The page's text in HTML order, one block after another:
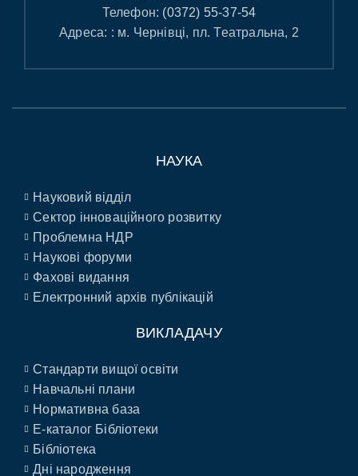
Телефон: (0372) 55-37-54
Адреса: : м. Чернівці, пл. Театральна, 2
НАУКА
Науковий відділ
Сектор інноваційного розвитку
Проблемна НДР
Наукові форуми
Фахові видання
Електронний архів публікацій
ВИКЛАДАЧУ
Стандарти вищої освіти
Навчальні плани
Нормативна база
E-каталог Бібліотеки
Бібліотека
Дні народження